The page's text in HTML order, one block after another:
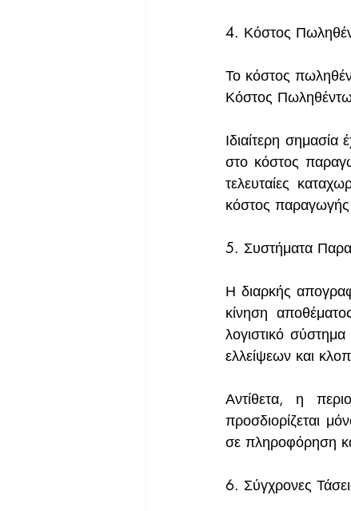
4. Κόστος
Το κόστος
Κόστος
Ιδιαίτερη
στο κόστος
τελευταίες
κόστος
5. Συστήματα
Η διαρκής
κίνηση
λογιστικό
ελλείψεων και
Αντίθετα, η
προσδιορίζεται
σε πληροφόρηση
6. Σύγχρονες